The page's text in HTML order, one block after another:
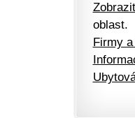
oblast.
Firmy